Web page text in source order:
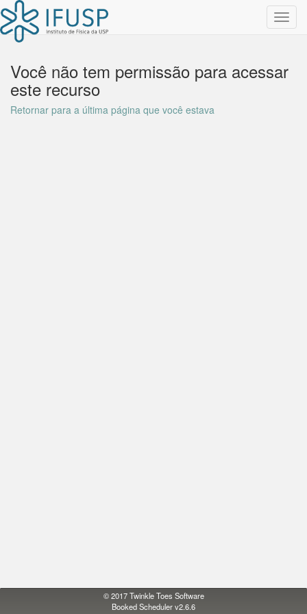
Você não tem permissão para acessar
este recurso
Retornar para a última página que você estava
© 2017Twinkle Toes Software
Booked Scheduler v2.6.6